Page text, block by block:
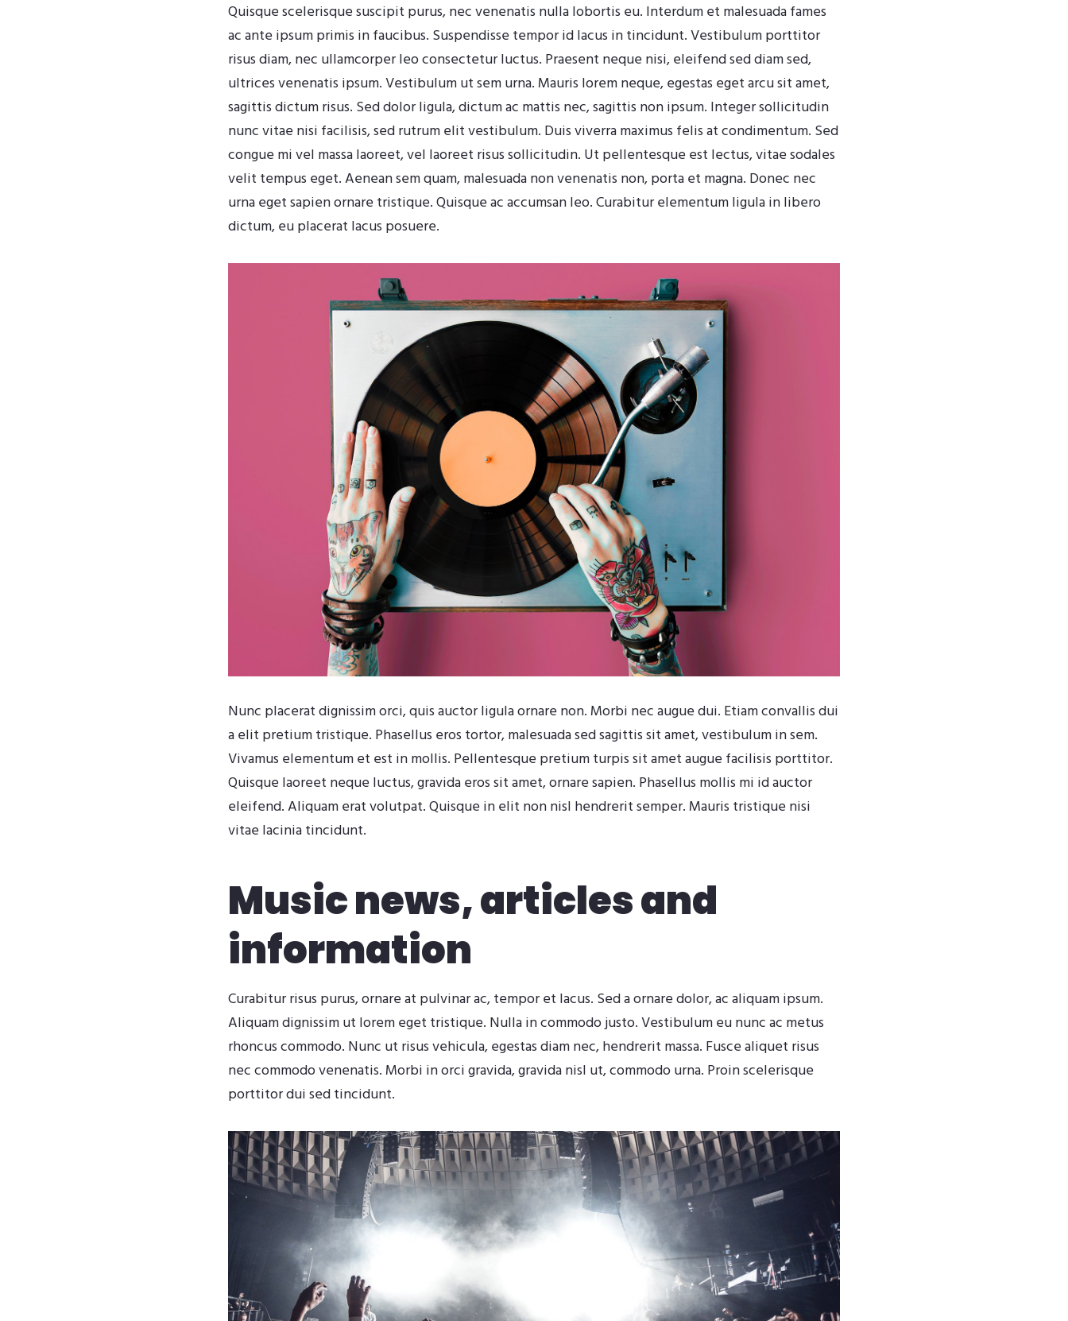
Quisque scelerisque suscipit purus, nec venenatis nulla lobortis eu. Interdum et malesuada fames
ac ante ipsum primis in faucibus. Suspendisse tempor id lacus in tincidunt. Vestibulum porttitor
risus diam, nec ullamcorper leo consectetur luctus. Praesent neque nisi, eleifend sed diam sed,
ultrices venenatis ipsum. Vestibulum ut sem urna. Mauris lorem neque, egestas eget arcu sit amet,
sagittis dictum risus. Sed dolor ligula, dictum ac mattis nec, sagittis non ipsum. Integer sollicitudin
nunc vitae nisi facilisis, sed rutrum elit vestibulum. Duis viverra maximus felis at condimentum. Sed
congue mi vel massa laoreet, vel laoreet risus sollicitudin. Ut pellentesque est lectus, vitae sodales
velit tempus eget. Aenean sem quam, malesuada non venenatis non, porta et magna. Donec nec
urna eget sapien ornare tristique. Quisque ac accumsan leo. Curabitur elementum ligula in libero
dictum, eu placerat lacus posuere.
Nunc placerat dignissim orci, quis auctor ligula ornare non. Morbi nec augue dui. Etiam convallis dui
a elit pretium tristique. Phasellus eros tortor, malesuada sed sagittis sit amet, vestibulum in sem.
Vivamus elementum et est in mollis. Pellentesque pretium turpis sit amet augue facilisis porttitor.
Quisque laoreet neque luctus, gravida eros sit amet, ornare sapien. Phasellus mollis mi id auctor
eleifend. Aliquam erat volutpat. Quisque in elit non nisl hendrerit semper. Mauris tristique nisi
vitae lacinia tincidunt.
Music news, articles and
information
Curabitur risus purus, ornare at pulvinar ac, tempor et lacus. Sed a ornare dolor, ac aliquam ipsum.
Aliquam dignissim ut lorem eget tristique. Nulla in commodo justo. Vestibulum eu nunc ac metus
rhoncus commodo. Nunc ut risus vehicula, egestas diam nec, hendrerit massa. Fusce aliquet risus
nec commodo venenatis. Morbi in orci gravida, gravida nisl ut, commodo urna. Proin scelerisque
porttitor dui sed tincidunt.